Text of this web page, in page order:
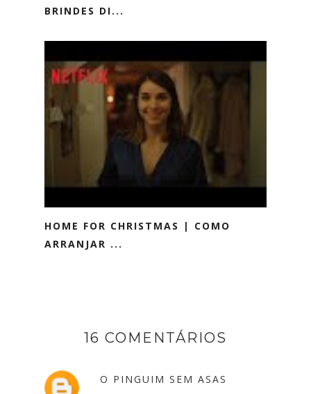
BRINDES DI...
HOME FOR CHRISTMAS | COMO
ARRANJAR ...
16 COMENTÁRIOS
O PINGUIM SEM ASAS